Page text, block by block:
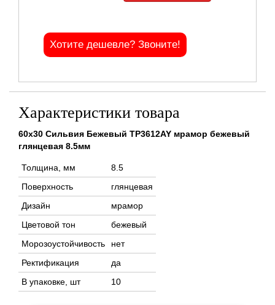
Хотите дешевле? Звоните!
Характеристики товара
60x30 Сильвия Бежевый TP3612AY мрамор бежевый
глянцевая 8.5мм
Толщина, мм
8.5
Поверхность
глянцевая
Дизайн
мрамор
Цветовой тон
бежевый
Морозоустойчивость
нет
Ректификация
да
В упаковке, шт
10